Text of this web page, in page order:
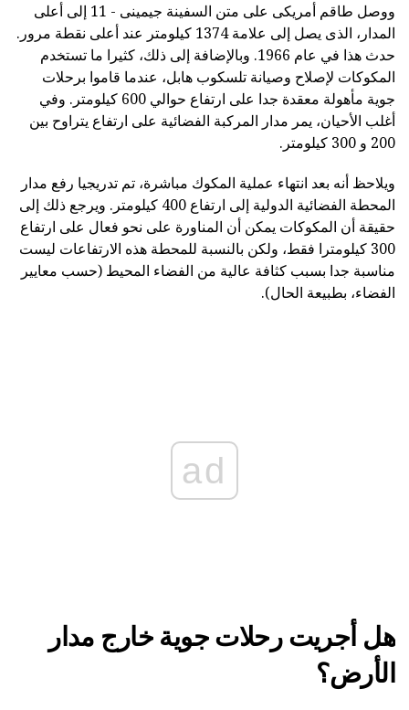
ووصل طاقم أمريكى على متن السفينة جيمينى - 11 إلى أعلى
المدار، الذى يصل إلى علامة 1374 كيلومتر عند أعلى نقطة مرور.
حدث هذا في عام 1966. وبالإضافة إلى ذلك، كثيرا ما تستخدم
المكوكات لإصلاح وصيانة تلسكوب هابل، عندما قاموا برحلات
جوية مأهولة معقدة جدا على ارتفاع حوالي 600 كيلومتر. وفي
أغلب الأحيان، يمر مدار المركبة الفضائية على ارتفاع يتراوح بين
200 و 300 كيلومتر.
ويلاحظ أنه بعد انتهاء عملية المكوك مباشرة، تم تدريجيا رفع مدار
المحطة الفضائية الدولية إلى ارتفاع 400 كيلومتر. ويرجع ذلك إلى
حقيقة أن المكوكات يمكن أن المناورة على نحو فعال على ارتفاع
300 كيلومترا فقط، ولكن بالنسبة للمحطة هذه الارتفاعات ليست
مناسبة جدا بسبب كثافة عالية من الفضاء المحيط (حسب معايير
الفضاء، بطبيعة الحال).
ad
هل أجريت رحلات جوية خارج مدار
الأرض؟